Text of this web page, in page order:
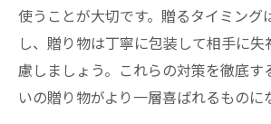
使うことが大切です。贈るタイミング
し、贈り物は丁寧に包装して相手に
慮しましょう。これらの対策を徹底す
いの贈り物がより一層喜ばれるものに